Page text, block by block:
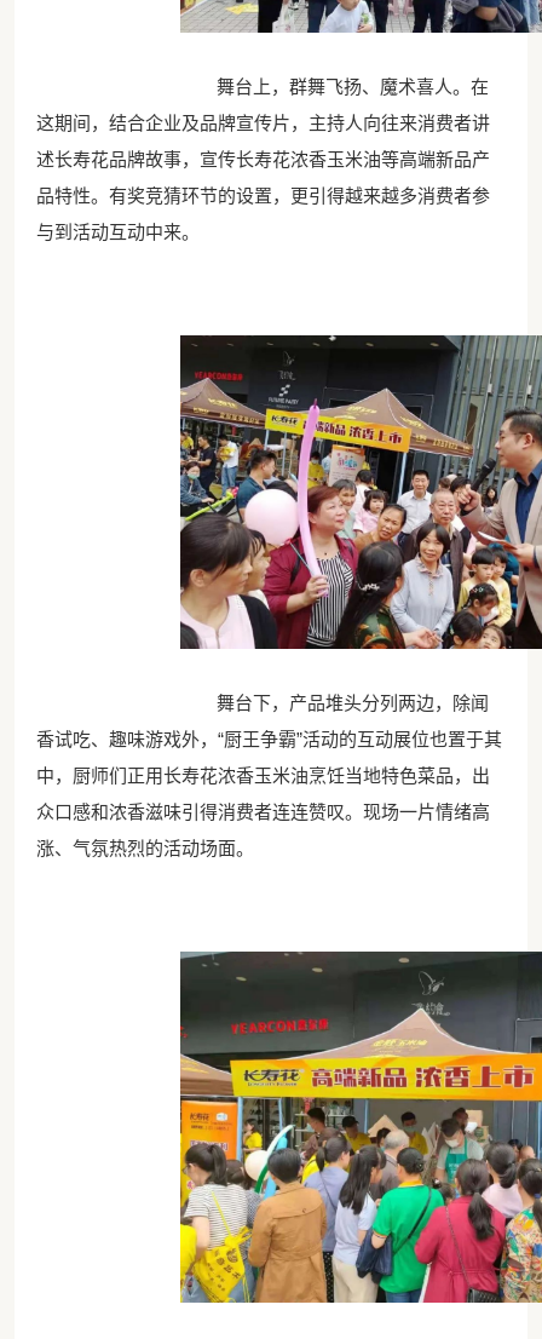
舞台上，群舞飞扬、魔术喜人。在
这期间，结合企业及品牌宣传片，主持人向往来消费者讲
述长寿花品牌故事，宣传长寿花浓香玉米油等高端新品产
品特性。有奖竞猜环节的设置，更引得越来越多消费者参
与到活动互动中来。
舞台下，产品堆头分列两边，除闻
香试吃、趣味游戏外，“厨王争霸”活动的互动展位也置于其
中，厨师们正用长寿花浓香玉米油烹饪当地特色菜品，出
众口感和浓香滋味引得消费者连连赞叹。现场一片情绪高
涨、气氛热烈的活动场面。